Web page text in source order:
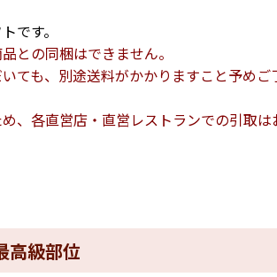
です。
との同梱はできません。
ても、別途送料がかかりますこと予めご
、各直営店・直営レストランでの引取は
高級部位